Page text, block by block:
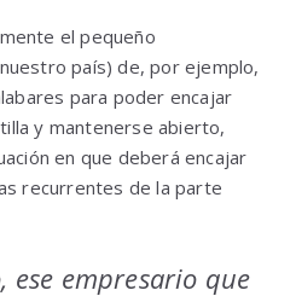
el pequeño
país) de, por ejemplo,
para poder encajar
y mantenerse abierto,
en que deberá encajar
recurrentes de la parte
ese empresario que